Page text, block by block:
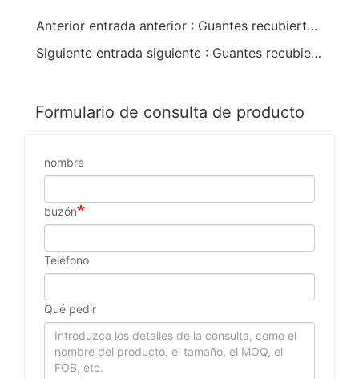
Anterior entrada anterior : Guantes recubiertos de PVC con Cat 3
Siguiente entrada siguiente : Guantes recubiertos de PVC con color rojo
Formulario de consulta de producto
nombre
buzón
Teléfono
Qué pedir